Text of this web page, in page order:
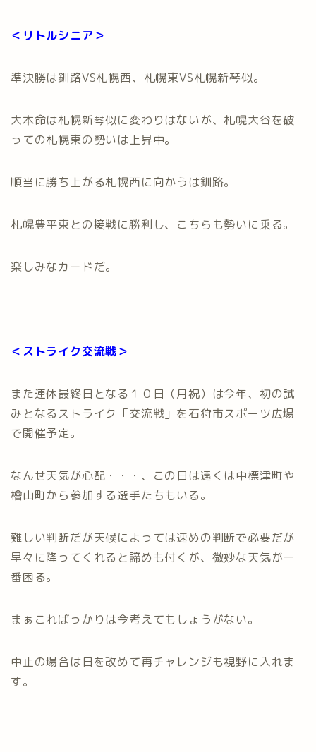
＜リトルシニア＞
準決勝は釧路VS札幌西、札幌東VS札幌新琴似。
大本命は札幌新琴似に変わりはないが、札幌大谷を破
っての札幌東の勢いは上昇中。
順当に勝ち上がる札幌西に向かうは釧路。
札幌豊平東との接戦に勝利し、こちらも勢いに乗る。
楽しみなカードだ。
＜ストライク交流戦＞
また連休最終日となる１０日（月祝）は今年、初の試
みとなるストライク「交流戦」を石狩市スポーツ広場
で開催予定。
なんせ天気が心配・・・、この日は遠くは中標津町や
檜山町から参加する選手たちもいる。
難しい判断だが天候によっては速めの判断で必要だが
早々に降ってくれると諦めも付くが、微妙な天気が一
番困る。
まぁこればっかりは今考えてもしょうがない。
中止の場合は日を改めて再チャレンジも視野に入れま
す。